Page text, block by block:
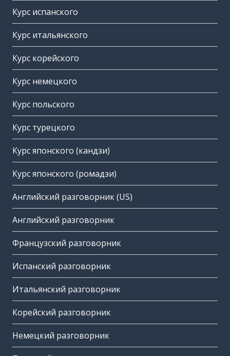
Курс испанского
Курс итальянского
Курс корейского
Курс немецкого
Курс польского
Курс турецкого
Курс японского (кандзи)
Курс японского (ромадзи)
Английский разговорник (US)
Английский разговорник
Французский разговорник
Испанский разговорник
Итальянский разговорник
Корейский разговорник
Немецкий разговорник